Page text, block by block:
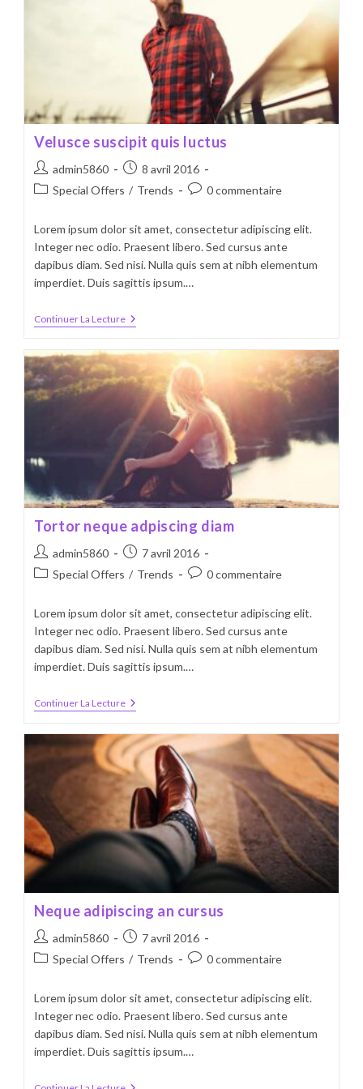
Velusce suscipit quis luctus
Auteur/autrice
de
admin5860
Publication
publiée :
8 avril 2016
PostSpecial Offers / Trends
Commentaires
publication :
0 commentaire
Lorem ipsum dolor sit amet, consectetur adipiscing elit.
Integer nec odio. Praesent libero. Sed cursus ante
dapibus diam. Sed nisi. Nulla quis sem at nibh elementum
imperdiet. Duis sagittis ipsum.…
Continuer La LectureVelusce
Suscipit
Luctus
Tortor neque adpiscing diam
Auteur/autrice
de
admin5860
Publication
publiée :
7 avril 2016
PostSpecial Offers / Trends
Commentaires
publication :
0 commentaire
Lorem ipsum dolor sit amet, consectetur adipiscing elit.
Integer nec odio. Praesent libero. Sed cursus ante
dapibus diam. Sed nisi. Nulla quis sem at nibh elementum
imperdiet. Duis sagittis ipsum.…
Continuer La LectureTortor
Diam
Neque adipiscing an cursus
Auteur/autrice
de
admin5860
Publication
publiée :
7 avril 2016
PostSpecial Offers / Trends
Commentaires
publication :
0 commentaire
Lorem ipsum dolor sit amet, consectetur adipiscing elit.
Integer nec odio. Praesent libero. Sed cursus ante
dapibus diam. Sed nisi. Nulla quis sem at nibh elementum
imperdiet. Duis sagittis ipsum.…